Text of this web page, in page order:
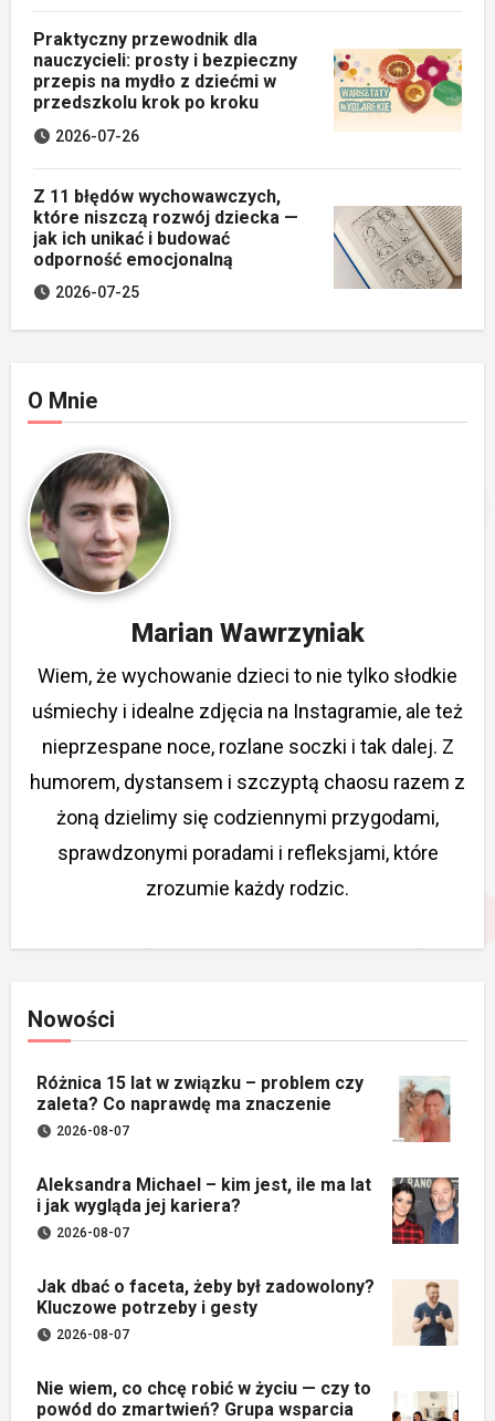
Praktyczny przewodnik dla
nauczycieli: prosty i bezpieczny
przepis na mydło z dziećmi w
przedszkolu krok po kroku
2026-07-26
Z 11 błędów wychowawczych,
które niszczą rozwój dziecka —
jak ich unikać i budować
odporność emocjonalną
2026-07-25
O Mnie
Marian Wawrzyniak
Wiem, że wychowanie dzieci to nie tylko słodkie
uśmiechy i idealne zdjęcia na Instagramie, ale też
nieprzespane noce, rozlane soczki i tak dalej. Z
humorem, dystansem i szczyptą chaosu razem z
żoną dzielimy się codziennymi przygodami,
sprawdzonymi poradami i refleksjami, które
zrozumie każdy rodzic.
Nowości
Różnica 15 lat w związku – problem czy
zaleta? Co naprawdę ma znaczenie
2026-08-07
Aleksandra Michael – kim jest, ile ma lat
i jak wygląda jej kariera?
2026-08-07
Jak dbać o faceta, żeby był zadowolony?
Kluczowe potrzeby i gesty
2026-08-07
Nie wiem, co chcę robić w życiu — czy to
powód do zmartwień? Grupa wsparcia